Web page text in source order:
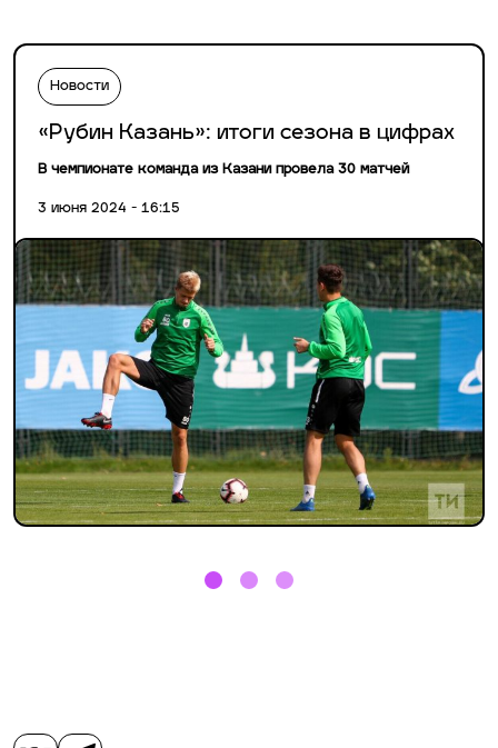
Новости
«Рубин Казань»: итоги сезона в цифрах
В чемпионате команда из Казани провела 30 матчей
3 июня 2024 - 16:15